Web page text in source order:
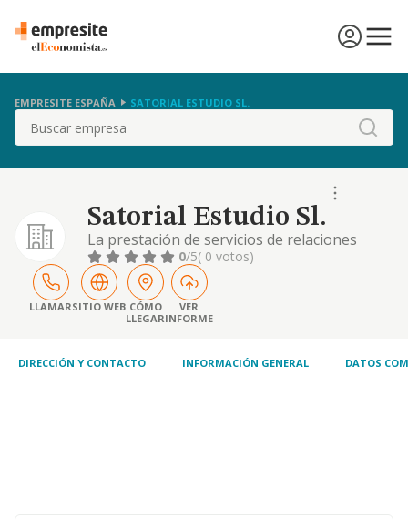
EMPRESITE ESPAÑA SATORIAL ESTUDIO SL.
Buscar
Satorial Estudio Sl.
La prestación de servicios de relaciones
públicas y comunicación, así como la
creación, planificación y gestión de
campañas publicitarias en cualquier soporte
o medio, desarrolladas por cuenta propia o
ajena, directamente o mediante
entidades..
0/5( 0 votos)
LLAMARSITIO WEB CÓMO
LLEGAR
VER
INFORME
DIRECCIÓN Y CONTACTO INFORMACIÓN GENERAL DATOS